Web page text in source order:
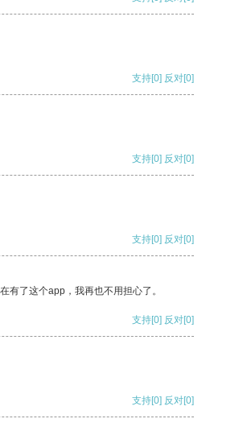
支持[0] 反对[0]
支持[0] 反对[0]
支持[0] 反对[0]
有了这个app，我再也不用担心了。
支持[0] 反对[0]
支持[0] 反对[0]